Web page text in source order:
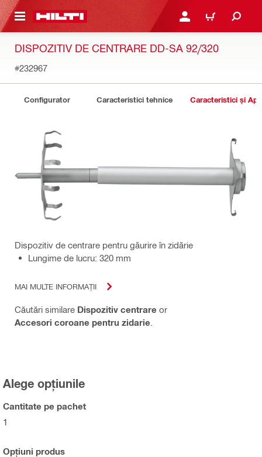
CONTENT CONECTARE SAU
COȘ
DISPOZITIV DE CENTRARE DD-SA 92/320
#232967
Configurator Caracteristici tehnice Caracteristici și
Dispozitiv de centrare pentru găurire în zidărie
Lungime de lucru: 320 mm
MAI MULTE INFORMAȚII
Căutări similare Dispozitiv centrare or
Accesori coroane pentru zidarie
Alege opțiunile
Cantitate pe pachet
1
Opțiuni produs